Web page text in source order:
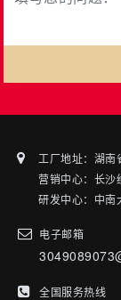
工厂地址：湖南
营销中心：长
研发中心：中南
电子邮箱
全国服务热线